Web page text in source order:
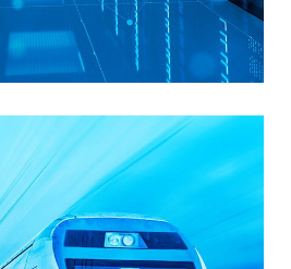
i data centri